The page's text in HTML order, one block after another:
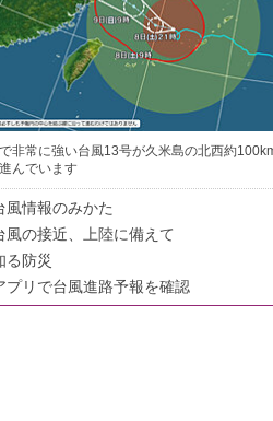
非常に強い台風13号が久米島の北西約
んでいます
風情報のみかた
風の接近、上陸に備えて
る防災
プリで台風進路予報を確認